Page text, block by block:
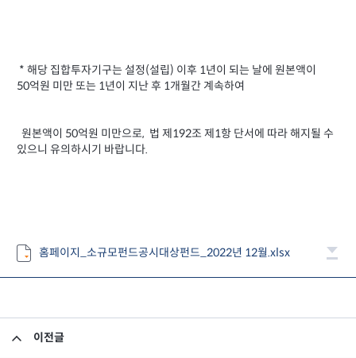
* 해당 집합투자기구는 설정(설립) 이후 1년이 되는 날에 원본액이
50억원 미만 또는 1년이 지난 후 1개월간 계속하여
원본액이 50억원 미만으로, 법 제192조 제1항 단서에 따라 해지될 수
있으니 유의하시기 바랍니다.
홈페이지_소규모펀드공시대상펀드_2022년 12월.xlsx
이전글